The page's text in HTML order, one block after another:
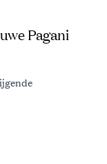
Pagani